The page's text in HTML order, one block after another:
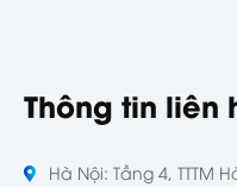
Thông tin liên
Hà Nội: Tầng 4, TTTM